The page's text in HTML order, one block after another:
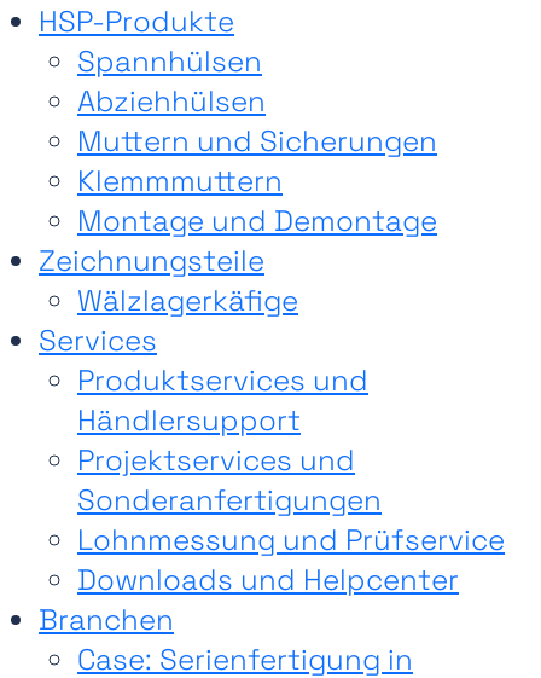
HSP-Produkte
Spannhülsen
Abziehhülsen
Muttern und Sicherungen
Klemmmuttern
Montage und Demontage
Zeichnungsteile
Wälzlagerkäfige
Services
Produktservices und
Händlersupport
Projektservices und
Sonderanfertigungen
Lohnmessung und Prüfservice
Downloads und Helpcenter
Branchen
Case: Serienfertigung in